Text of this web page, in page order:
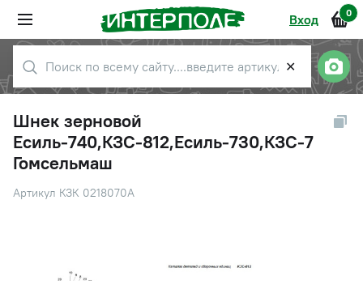
Вход 0
✕
Шнек зерновой
Есиль-740,КЗС-812,Есиль-730,КЗС-7
Гомсельмаш
Артикул КЗК 0218070А